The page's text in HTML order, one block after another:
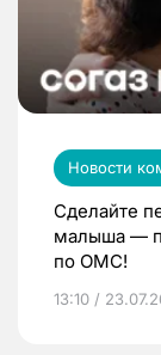
Новости
Сделайте
малыша —
по ОМС!
13:10 /